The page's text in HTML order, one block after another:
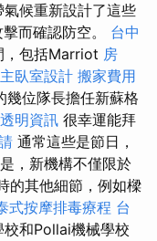
候重新設計了這些
而確認防空。 台中
，包括Marriot 房
臥室設計 搬家費用
幾位隊長擔任新蘇格
明資訊 很幸運能拜
通常這些是節日，
，新機構不僅限於
的其他細節，例如樑
式按摩排毒療程 台
和Pollai機械學校